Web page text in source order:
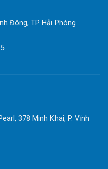
Đông, TP Hải Phòng
378 Minh Khai, P. Vĩnh